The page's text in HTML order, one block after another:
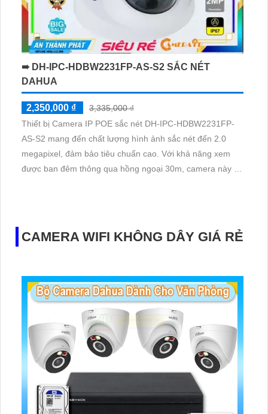
➠ DH-IPC-HDBW2231FP-AS-S2 SẮC NÉT
DAHUA
2,350,000 ₫
3,335,000 ₫
Thiết bị Camera IP POE sắc nét DH-IPC-HDBW2231FP-
AS-S2 mang đến chất lượng hình ảnh sắc nét đến 2.0
megapixel, đảm bảo tiêu chuẩn cao. Với khả năng xem
được ban đêm thông qua hồng ngoại 30m, camera này lý
CAMERA WIFI KHÔNG DÂY GIÁ RẺ